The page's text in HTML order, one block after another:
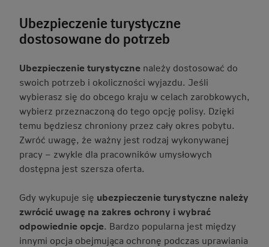
Ubezpieczenie turystyczne
dostosowane do potrzeb
Ubezpieczenie turystyczne należy dostosować do
swoich potrzeb i okoliczności wyjazdu. Jeśli
wybierasz się do obcego kraju w celach zarobkowych,
wybierz przeznaczoną do tego opcję polisy. Dzięki
temu będziesz chroniony przez cały okres pobytu.
Zwróć uwagę, że ważny jest rodzaj wykonywanej
pracy – zwykle dla pracowników umysłowych
dostępna jest szersza oferta.
Gdy wykupuje się ubezpieczenie turystyczne należy
zwrócić uwagę na zakres ochrony i wybrać
odpowiednie opcje. Bardzo popularna jest między
innymi opcja obejmująca ochronę podczas uprawiania